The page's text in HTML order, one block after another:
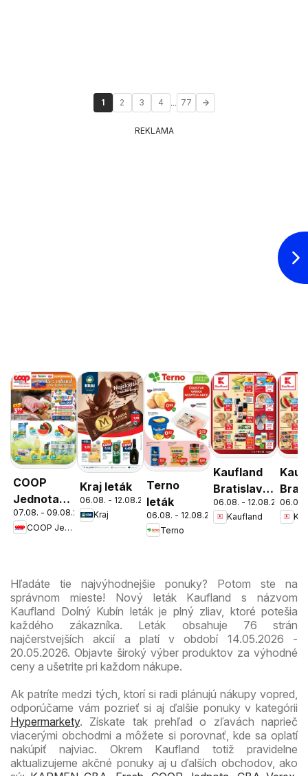
1 2 3 4 ... 77
REKLAMA
COOP
Jednota
cez víkend
ešte
07.08. - 09.08.2026
COOP Jednota
Kraj leták
06.08. - 12.08.2026
Kraj
Terno
leták
06.08. - 12.08.2026
Terno
Kaufland
Bratislava-
Patrónka
leták
06.08. - 12.08.2026
Kaufland
Nové
06.08.
Hľadáte tie najvýhodnejšie ponuky? Potom ste na
správnom mieste! Nový leták Kaufland s názvom
Kaufland Dolný Kubín leták je plný zliav, ktoré potešia
každého zákazníka. Leták obsahuje 76 strán
najčerstvejších akcií a platí v období 14.05.2026 -
20.05.2026. Objavte široký výber produktov za výhodné
ceny a ušetrite pri každom nákupe.
Ak patríte medzi tých, ktorí si radi plánujú nákupy vopred,
odporúčame vám pozrieť si aj ďalšie ponuky v kategórii
Hypermarkety. Získate tak prehľad o zľavách naprieč
viacerými obchodmi a môžete si porovnať, kde sa oplatí
nakúpiť najviac. Okrem Kaufland totiž pravidelne
aktualizujeme akčné ponuky aj u ďalších obchodov, ako